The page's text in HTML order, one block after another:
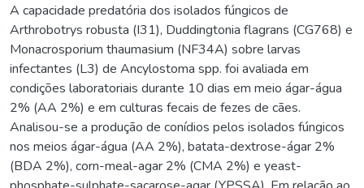
A capacidade predatória dos isolados fúngicos de
Arthrobotrys robusta (I31), Duddingtonia flagrans (CG768) e
Monacrosporium thaumasium (NF34A) sobre larvas
infectantes (L3) de Ancylostoma spp. foi avaliada em
condições laboratoriais durante 10 dias em meio ágar-água
2% (AA 2%) e em culturas fecais de fezes de cães.
Analisou-se a produção de conídios pelos isolados fúngicos
nos meios ágar-água (AA 2%), batata-dextrose-ágar 2%
(BDA 2%), corn-meal-agar 2% (CMA 2%) e yeast-